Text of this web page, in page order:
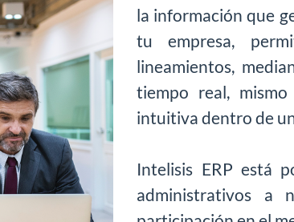
la información que
tu empresa,
lineamientos,
tiempo real,
intuitiva dentro de
Intelisis ERP está
administrativos a